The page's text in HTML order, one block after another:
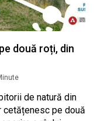
două roți, din
de natură din
cetățenesc pe două